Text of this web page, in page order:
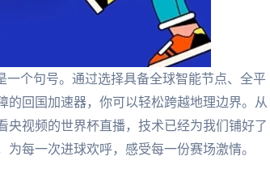
一个句号。通过选择具备全球智能节点、全平
回国加速器，你可以轻松跨越地理边界。从
视频的世界杯直播，技术已经为我们铺好了
每一次进球欢呼，感受每一份赛场激情。